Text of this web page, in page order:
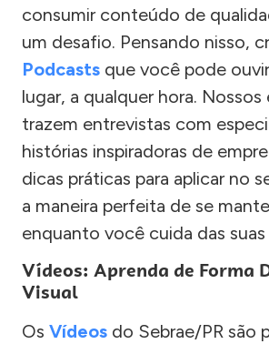
consumir conteúdo de
um desafio. Pensando nisso,
Podcasts que você pode
lugar, a qualquer hora. Nossos
trazem entrevistas com
histórias inspiradoras de
dicas práticas para aplicar no
a maneira perfeita de se
enquanto você cuida das suas
Vídeos: Aprenda de Forma
Visual
Os Vídeos do Sebrae/PR são